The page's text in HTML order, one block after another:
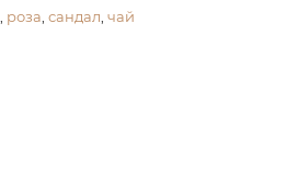
роза сандал чай